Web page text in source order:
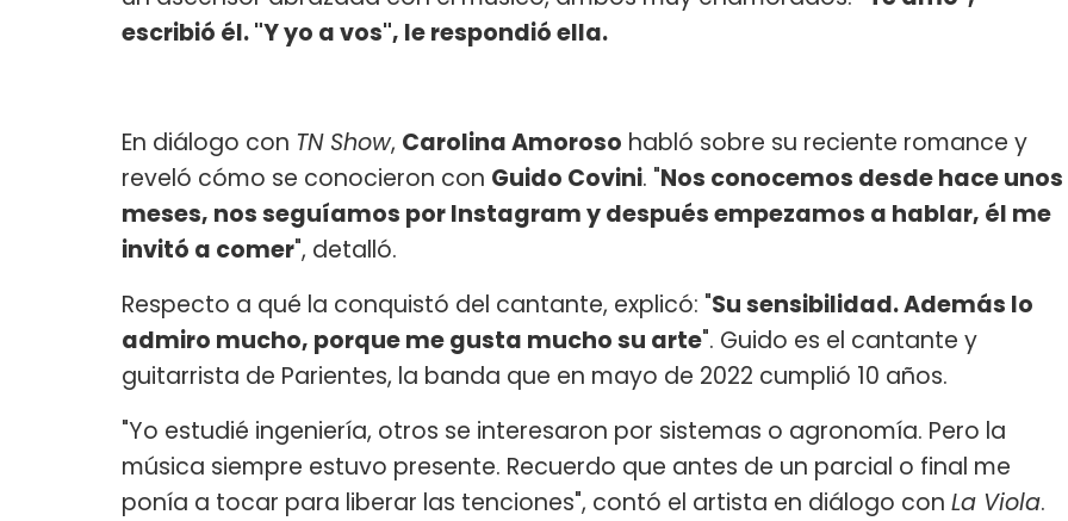
escribió él. "Y yo a vos", le respondió ella.
En diálogo con TN Show, Carolina Amoroso habló sobre su reciente romance y
reveló cómo se conocieron con Guido Covini. "Nos conocemos desde hace unos
meses, nos seguíamos por Instagram y después empezamos a hablar, él me
invitó a comer", detalló.
Respecto a qué la conquistó del cantante, explicó: "Su sensibilidad. Además lo
admiro mucho, porque me gusta mucho su arte". Guido es el cantante y
guitarrista de Parientes, la banda que en mayo de 2022 cumplió 10 años.
"Yo estudié ingeniería, otros se interesaron por sistemas o agronomía. Pero la
música siempre estuvo presente. Recuerdo que antes de un parcial o final me
ponía a tocar para liberar las tenciones", contó el artista en diálogo con La Viola.